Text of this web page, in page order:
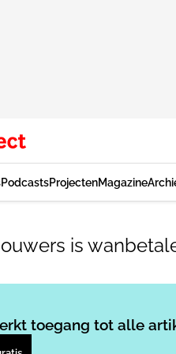
PodcastsProjectenMagazine
is
toegang tot alle